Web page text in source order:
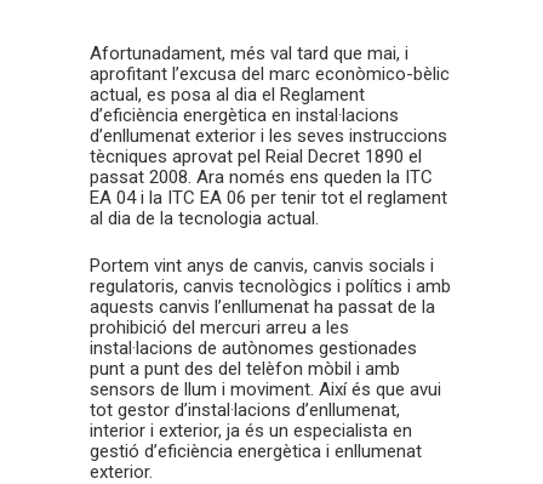
Afortunadament, més val tard que mai, i
aprofitant l’excusa del marc econòmico-bèlic
actual, es posa al dia el Reglament
d’eficiència energètica en instal·lacions
d’enllumenat exterior i les seves instruccions
tècniques aprovat pel Reial Decret 1890 el
passat 2008. Ara només ens queden la ITC
EA 04 i la ITC EA 06 per tenir tot el reglament
al dia de la tecnologia actual.
Portem vint anys de canvis, canvis socials i
regulatoris, canvis tecnològics i polítics i amb
aquests canvis l’enllumenat ha passat de la
prohibició del mercuri arreu a les
instal·lacions de autònomes gestionades
punt a punt des del telèfon mòbil i amb
sensors de llum i moviment. Així és que avui
tot gestor d’instal·lacions d’enllumenat,
interior i exterior, ja és un especialista en
gestió d’eficiència energètica i enllumenat
exterior.